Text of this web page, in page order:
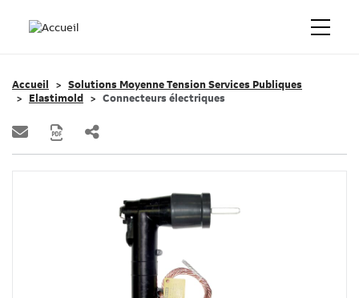
Accueil
Solutions Moyenne Tension Services Publiques
Elastimold
Connecteurs électriques